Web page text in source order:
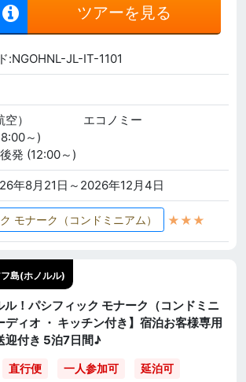
ツアーを見る
:NGOHNL-JL-IT-1101
）
エコノミー
～)
発 (12:00～)
年8月21日～2026年12月4日
モナーク（コンドミニアム） ★★★
島(ホノルル)
！パシフィック モナーク（コンドミニ
ディオ ・ キッチン付き】宿泊お客様専用
迎付き 5泊7日間♪
直行便 一人参加可 延泊可